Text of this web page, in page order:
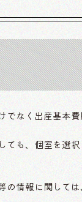
でなく出産基本
ても、個室を選
の情報に関して